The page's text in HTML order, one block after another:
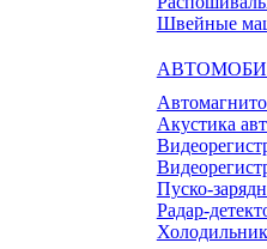
Швейные
Акустика
Пуско-
Радар-